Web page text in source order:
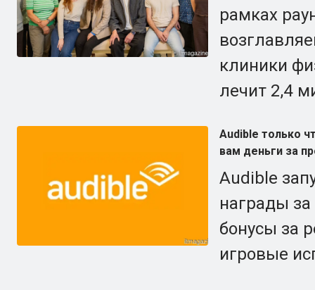
рамках
клиники
лечит 2,4
Audible только
вам деньги за
Audible
награды
бонусы за
игровые